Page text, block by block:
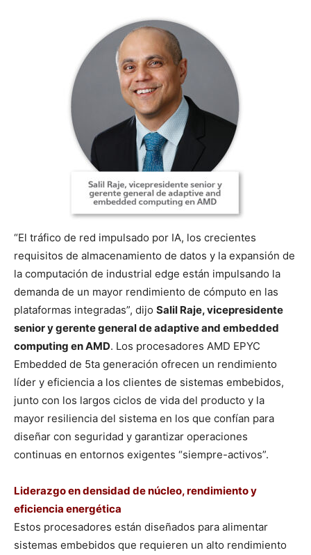
“El tráfico de red impulsado por IA, los crecientes
requisitos de almacenamiento de datos y la expansión de
la computación de industrial edge están impulsando la
demanda de un mayor rendimiento de cómputo en las
plataformas integradas”, dijo Salil Raje, vicepresidente
senior y gerente general de adaptive and embedded
computing en AMD. Los procesadores AMD EPYC
Embedded de 5ta generación ofrecen un rendimiento
líder y eficiencia a los clientes de sistemas embebidos,
junto con los largos ciclos de vida del producto y la
mayor resiliencia del sistema en los que confían para
diseñar con seguridad y garantizar operaciones
continuas en entornos exigentes “siempre-activos”.
Liderazgo en densidad de núcleo, rendimiento y
eficiencia energética
Estos procesadores están diseñados para alimentar
sistemas embebidos que requieren un alto rendimiento